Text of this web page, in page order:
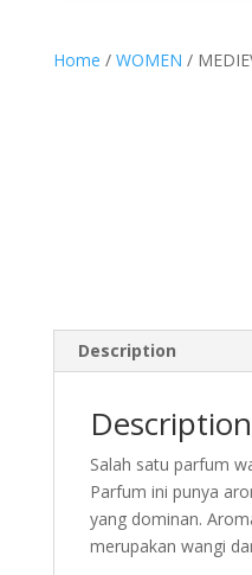
Home / WOMEN /
Description
Description
Salah satu parfum
Parfum ini punya
yang dominan.
merupakan wangi